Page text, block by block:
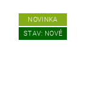
NOVINKA
STAV: NOVÉ